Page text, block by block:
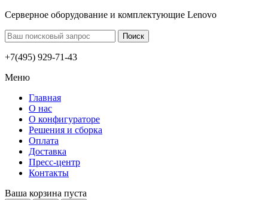
Серверное оборудование и комплектующие Lenovo
+7(495) 929-71-43
Меню
Главная
О нас
О конфигураторе
Решения и сборка
Оплата
Доставка
Пресс-центр
Контакты
Ваша корзина пуста